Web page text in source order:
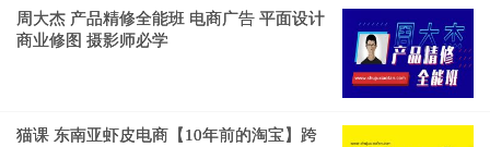
周大杰 产品精修全能班 电商广告 平面设计
商业修图 摄影师必学
猫课 东南亚虾皮电商【10年前的淘宝】跨